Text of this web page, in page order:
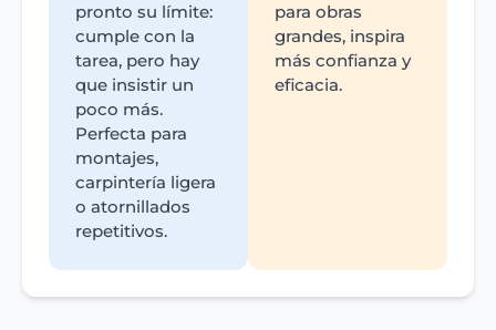
pronto su límite:
cumple con la
tarea, pero hay
que insistir un
poco más.
Perfecta para
montajes,
carpintería ligera
o atornillados
repetitivos.
para obras
grandes, inspira
más confianza y
eficacia.